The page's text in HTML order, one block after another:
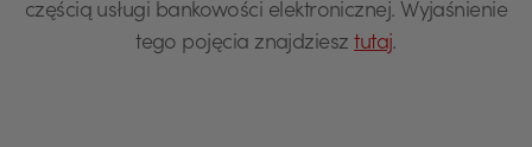
częścią usługi bankowości elektronicznej. Wyjaśnienie
tego pojęcia znajdziesztutaj.